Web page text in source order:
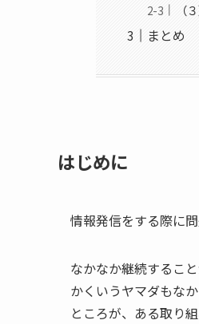
（
まとめ
はじめに
情報発信をする際に
なかなか継続するこ
かくいうヤマダもな
ところが、ある取り